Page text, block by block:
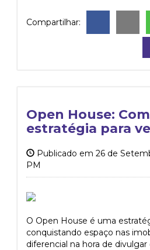
Compartilhar:
Open House:
estratégia para
Publicado em 26 de
PM
O Open House é uma
conquistando espaço nas
diferencial na hora de